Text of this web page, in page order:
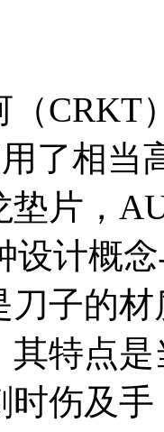
）
了相当
片，
设计概
子的
其特点
伤及